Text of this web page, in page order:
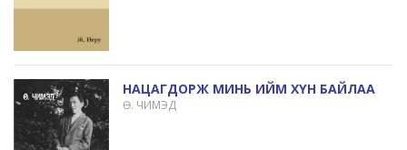
НАЦАГДОРЖ МИНЬ ИЙМ ХҮН БАЙЛАА
Ө. ЧИМЭД